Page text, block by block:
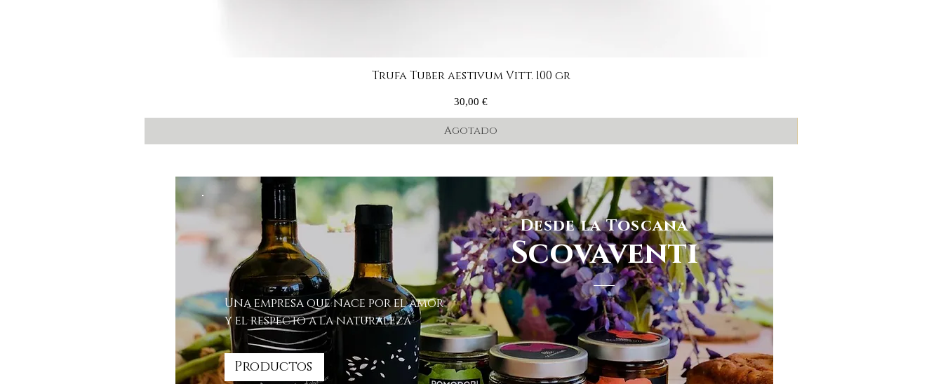
Vista rápida
Trufa Tuber aestivum Vitt. 100 gr
Precio
30,00 €
Agotado
Desde la Toscana
Scovaventi
Una empresa que nace por el amor
y el respecto a la naturaleza
Productos